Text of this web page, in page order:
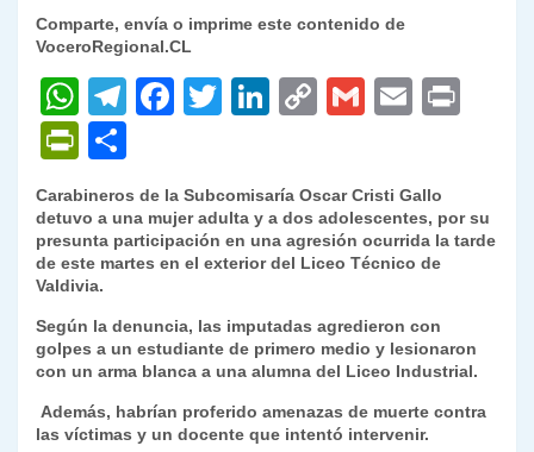
Comparte, envía o imprime este contenido de
VoceroRegional.CL
W
h
at
s
A
p
p
T
gr
a
F
e
b
o
k
T
er
Li
e
dI
C
y
Li
k
G
l
E
l
P
ri
nt
Fr
ie
n
dl
y
o
m
p
tir
Carabineros de la Subcomisaría Oscar Cristi Gallo
detuvo a una mujer adulta y a dos adolescentes, por su
presunta participación en una agresión ocurrida la tarde
de este martes en el exterior del Liceo Técnico de
Valdivia.
Según la denuncia, las imputadas agredieron con
golpes a un estudiante de primero medio y lesionaron
con un arma blanca a una alumna del Liceo Industrial.
Además, habrían proferido amenazas de muerte contra
las víctimas y un docente que intentó intervenir.